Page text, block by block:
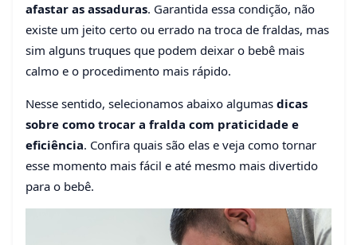
afastar as assaduras. Garantida essa condição, não
existe um jeito certo ou errado na troca de fraldas, mas
sim alguns truques que podem deixar o bebê mais
calmo e o procedimento mais rápido.
Nesse sentido, selecionamos abaixo algumas dicas
sobre como trocar a fralda com praticidade e
eficiência. Confira quais são elas e veja como tornar
esse momento mais fácil e até mesmo mais divertido
para o bebê.